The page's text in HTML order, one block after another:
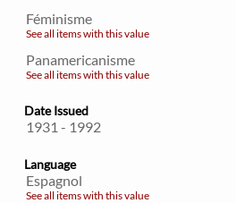
Féminisme
See all items with this value
Panamericanisme
See all items with this value
Date Issued
1931 - 1992
Language
Espagnol
See all items with this value